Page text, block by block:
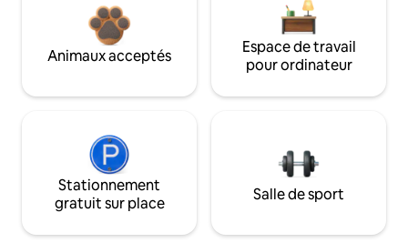
Animaux acceptés
Espace de travail
pour ordinateur
Stationnement
gratuit sur place
Salle de sport